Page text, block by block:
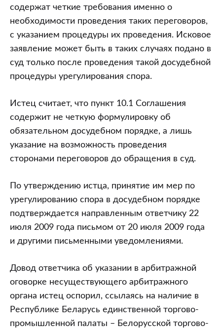
содержат четкие требования именно о
необходимости проведения таких переговоров,
с указанием процедуры их проведения. Исковое
заявление может быть в таких случаях подано в
суд только после проведения такой досудебной
процедуры урегулирования спора.
Истец считает, что пункт 10.1 Соглашения
содержит не четкую формулировку об
обязательном досудебном порядке, а лишь
указание на возможность проведения
сторонами переговоров до обращения в суд.
По утверждению истца, принятие им мер по
урегулированию спора в досудебном порядке
подтверждается направленным ответчику 22
июля 2009 года письмом от 20 июля 2009 года
и другими письменными уведомлениями.
Довод ответчика об указании в арбитражной
оговорке несуществующего арбитражного
органа истец оспорил, ссылаясь на наличие в
Республике Беларусь единственной торгово-
промышленной палаты – Белорусской торгово-